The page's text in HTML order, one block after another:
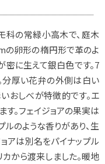
科の常緑小高木で、庭木
の卵形の楕円形で革のよ
密に生えて銀白色です。7
分厚い花弁の外側は白い
おしべが特徴的です。エ
す。フェイジョアの果実は
のような香りがあり、生
アは別名をパイナップル
から渡来しました。暖地